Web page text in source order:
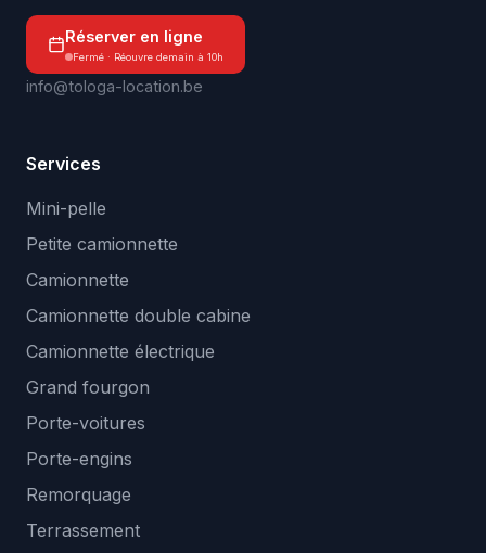
Réserver en ligne
Fermé · Réouvre demain à 10h
info@tologa-location.be
Services
Mini-pelle
Petite camionnette
Camionnette
Camionnette double cabine
Camionnette électrique
Grand fourgon
Porte-voitures
Porte-engins
Remorquage
Terrassement